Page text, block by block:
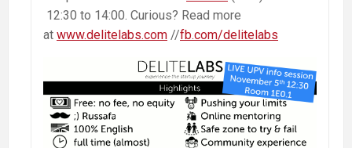
12:30 to 14:00. Curious? Read more
at www.delitelabs.com //fb.com/delitelabs